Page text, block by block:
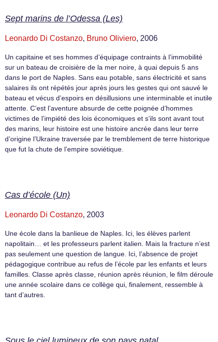
Sept marins de l’Odessa (Les)
Leonardo Di Costanzo, Bruno Oliviero, 2006
Un capitaine et ses hommes d’équipage contraints à l’immobilité
sur un bateau de croisière de la mer noire, à quai depuis 5 ans
dans le port de Naples. Sans eau potable, sans électricité et sans
salaires ils ont répétés jour après jours les gestes qui ont sauvé le
bateau et vécus d’espoirs en désillusions une interminable et inutile
attente. C’est l’aventure absurde de cette poignée d’hommes
victimes de l’impiété des lois économiques et s’ils sont avant tout
des marins, leur histoire est une histoire ancrée dans leur terre
d’origine l’Ukraine traversée par le tremblement de terre historique
que fut la chute de l’empire soviétique.
Cas d’école (Un)
Leonardo Di Costanzo, 2003
Une école dans la banlieue de Naples. Ici, les élèves parlent
napolitain… et les professeurs parlent italien. Mais la fracture n’est
pas seulement une question de langue. Ici, l’absence de projet
pédagogique contribue au refus de l’école par les enfants et leurs
familles. Classe après classe, réunion après réunion, le film déroule
une année scolaire dans ce collège qui, finalement, ressemble à
tant d’autres.